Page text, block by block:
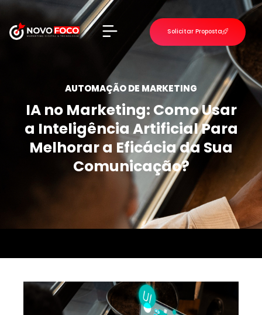
Solicitar Proposta
AUTOMAÇÃO DE MARKETING
IA no Marketing: Como Usar
a Inteligência Artificial Para
Melhorar a Eficácia da Sua
Comunicação?